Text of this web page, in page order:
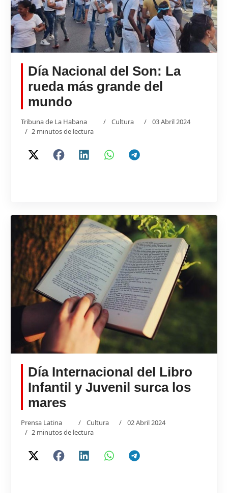
Día Nacional del Son: La
rueda más grande del
mundo
Tribuna de La Habana Cultura
03 Abril 2024
2 minutos de lectura
Día Internacional del Libro
Infantil y Juvenil surca los
mares
Prensa Latina Cultura
02 Abril 2024
2 minutos de lectura